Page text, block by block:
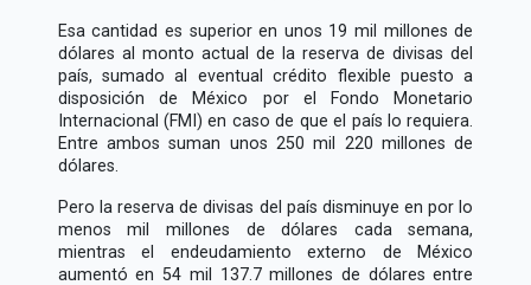
Esa cantidad es superior en unos 19 mil millones de
dólares al monto actual de la reserva de divisas del
país, sumado al eventual crédito flexible puesto a
disposición de México por el Fondo Monetario
Internacional (FMI) en caso de que el país lo requiera.
Entre ambos suman unos 250 mil 220 millones de
dólares.
Pero la reserva de divisas del país disminuye en por lo
menos mil millones de dólares cada semana,
mientras el endeudamiento externo de México
aumentó en 54 mil 137.7 millones de dólares entre